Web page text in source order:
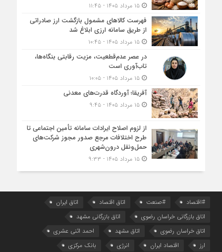
۱۵ مرداد ۱۴۰۵ - ۱۱:۴۵
فهرست کالاهای مشمول بازگشت ارز صادراتی
از طریق سامانه ارزی ابلاغ شد
۱۵ مرداد ۱۴۰۵ - ۱۰:۴۵
در عصر عدم‌قطعیت، مزیت رقابتی بنگاه‌ها،
تاب‌آوری است
۱۵ مرداد ۱۴۰۵ - ۱۰:۰۵
آفریقا؛ آوردگاه قدرت‌های معدنی
۱۵ مرداد ۱۴۰۵ - ۹:۴۵
از لزوم اصلاح ایرادات سامانه تأمین اجتماعی تا
طرح اختلافات مرجع صدور مجوز شرکت‌های
حمل‌ونقل درون‌شهری
۱۵ مرداد ۱۴۰۵ - ۹:۳۳
#اقتصاد #صنعت اتاق اقتصاد
اتاق ایران
اتاق بازرگانی خراسان رضوی
اتاق بازرگانی مشهد
اتاق خراسان رضوی
اتاق مشهد
احمد اثنی عشری
ارز
اقتصاد ایران انرژی بانک مرکزی